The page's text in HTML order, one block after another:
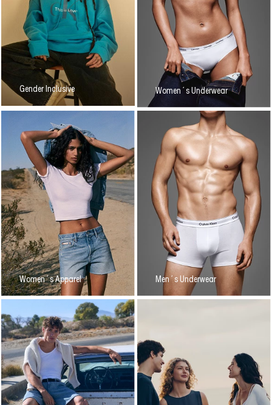
Gender Inclusive Women´s Underwear
Women´s Apparel Men´s Underwear